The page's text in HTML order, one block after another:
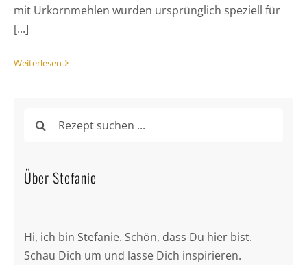
mit Urkornmehlen wurden ursprünglich speziell für
[...]
Weiterlesen
nach:
Über Stefanie
Hi, ich bin Stefanie. Schön, dass Du hier bist.
Schau Dich um und lasse Dich inspirieren.